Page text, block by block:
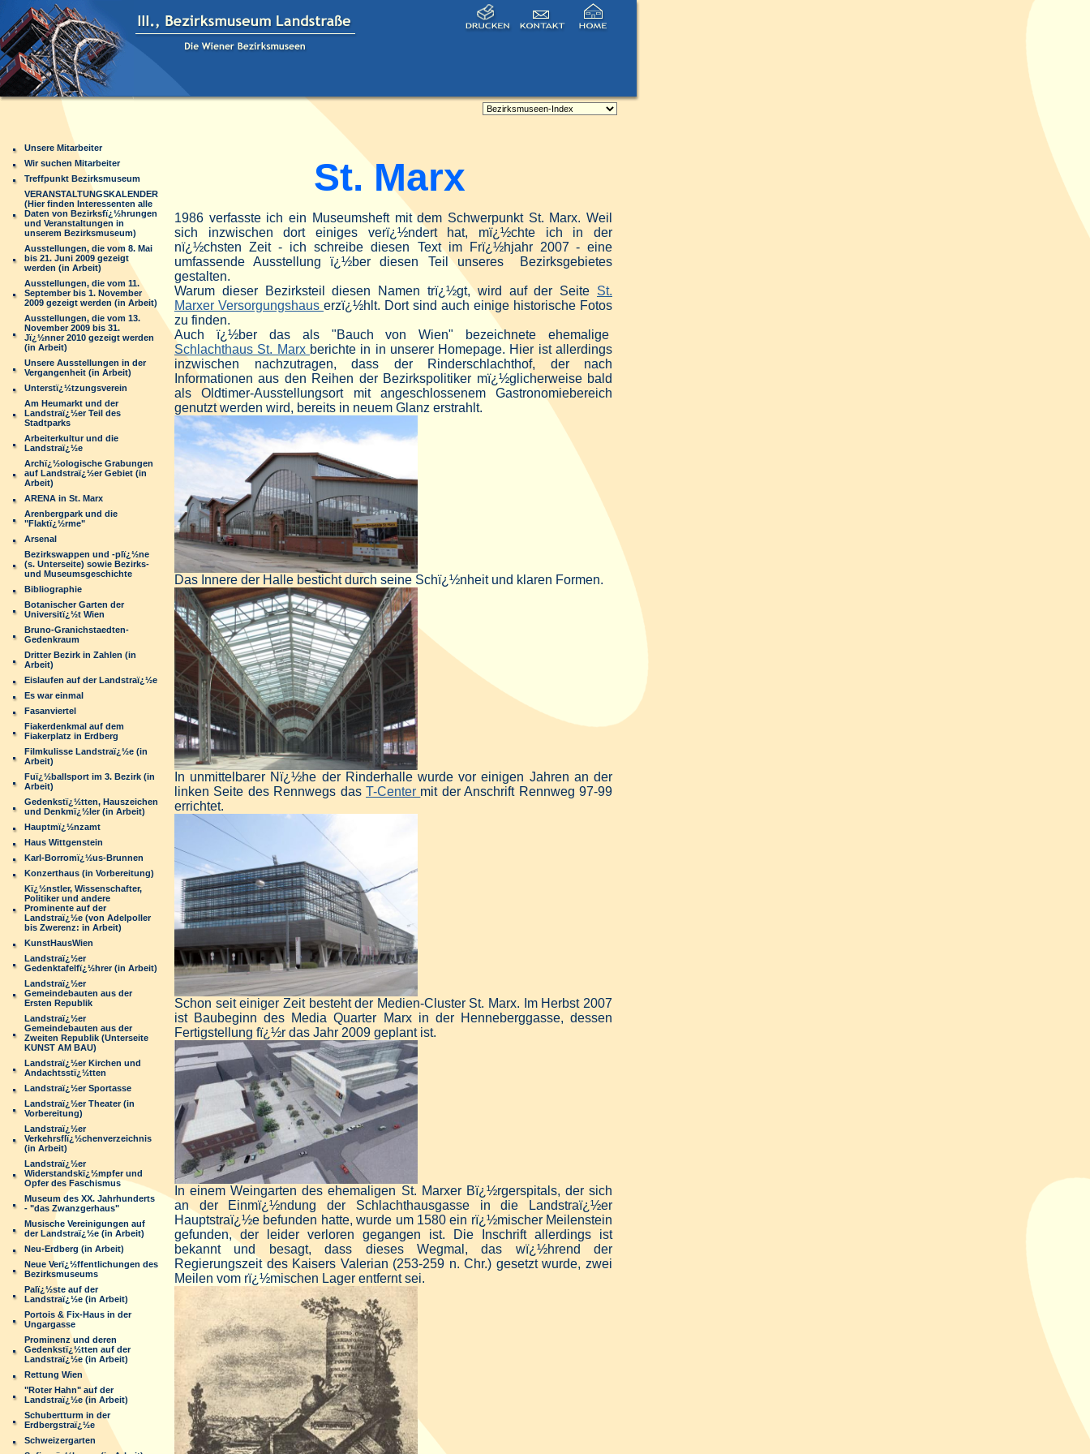
Unsere Mitarbeiter
Wir suchen Mitarbeiter
Treffpunkt Bezirksmuseum
VERANSTALTUNGSKALENDER
(Hier finden Interessenten alle
Daten von Bezirksfï¿½hrungen
und Veranstaltungen in
unserem Bezirksmuseum)
Ausstellungen, die vom 8. Mai
bis 21. Juni 2009 gezeigt
werden (in Arbeit)
Ausstellungen, die vom 11.
September bis 1. November
2009 gezeigt werden (in Arbeit)
Ausstellungen, die vom 13.
November 2009 bis 31.
Jï¿½nner 2010 gezeigt werden
(in Arbeit)
Unsere Ausstellungen in der
Vergangenheit (in Arbeit)
Unterstï¿½tzungsverein
Am Heumarkt und der
Landstraï¿½er Teil des
Stadtparks
Arbeiterkultur und die
Landstraï¿½e
Archï¿½ologische Grabungen
auf Landstraï¿½er Gebiet (in
Arbeit)
ARENA in St. Marx
Arenbergpark und die
"Flaktï¿½rme"
Arsenal
Bezirkswappen und -plï¿½ne
(s. Unterseite) sowie Bezirks-
und Museumsgeschichte
Bibliographie
Botanischer Garten der
Universitï¿½t Wien
Bruno-Granichstaedten-
Gedenkraum
Dritter Bezirk in Zahlen (in
Arbeit)
Eislaufen auf der Landstraï¿½e
Es war einmal
Fasanviertel
Fiakerdenkmal auf dem
Fiakerplatz in Erdberg
Filmkulisse Landstraï¿½e (in
Arbeit)
Fuï¿½ballsport im 3. Bezirk (in
Arbeit)
Gedenkstï¿½tten, Hauszeichen
und Denkmï¿½ler (in Arbeit)
Hauptmï¿½nzamt
Haus Wittgenstein
Karl-Borromï¿½us-Brunnen
Konzerthaus (in Vorbereitung)
Kï¿½nstler, Wissenschafter,
Politiker und andere
Prominente auf der
Landstraï¿½e (von Adelpoller
bis Zwerenz: in Arbeit)
KunstHausWien
Landstraï¿½er
Gedenktafelfï¿½hrer (in Arbeit)
Landstraï¿½er
Gemeindebauten aus der
Ersten Republik
Landstraï¿½er
Gemeindebauten aus der
Zweiten Republik (Unterseite
KUNST AM BAU)
Landstraï¿½er Kirchen und
Andachtsstï¿½tten
Landstraï¿½er Sportasse
Landstraï¿½er Theater (in
Vorbereitung)
Landstraï¿½er
Verkehrsflï¿½chenverzeichnis
(in Arbeit)
Landstraï¿½er
Widerstandskï¿½mpfer und
Opfer des Faschismus
Museum des XX. Jahrhunderts
- "das Zwanzgerhaus"
Musische Vereinigungen auf
der Landstraï¿½e (in Arbeit)
Neu-Erdberg (in Arbeit)
Neue Verï¿½ffentlichungen des
Bezirksmuseums
Palï¿½ste auf der
Landstraï¿½e (in Arbeit)
Portois & Fix-Haus in der
Ungargasse
Prominenz und deren
Gedenkstï¿½tten auf der
Landstraï¿½e (in Arbeit)
Rettung Wien
"Roter Hahn" auf der
Landstraï¿½e (in Arbeit)
Schubertturm in der
Erdbergstraï¿½e
Schweizergarten
St. Marx
1986 verfasste ich ein Museumsheft mit dem Schwerpunkt St. Marx. Weil
sich inzwischen dort einiges verï¿½ndert hat, mï¿½chte ich in der
nï¿½chsten Zeit - ich schreibe diesen Text im Frï¿½hjahr 2007 - eine
umfassende Ausstellung ï¿½ber diesen Teil unseres
Bezirksgebietes
gestalten.
Warum dieser Bezirksteil diesen Namen trï¿½gt, wird auf der Seite St.
Marxer Versorgungshaus erzï¿½hlt. Dort sind auch einige historische Fotos
zu finden.
Auch ï¿½ber das als "Bauch von Wien" bezeichnete ehemalige
Schlachthaus St. Marx berichte in in unserer Homepage. Hier ist allerdings
inzwischen nachzutragen, dass der Rinderschlachthof, der nach
Informationen aus den Reihen der Bezirkspolitiker mï¿½glicherweise bald
als Oldtimer-Ausstellungsort mit angeschlossenem Gastronomiebereich
genutzt werden wird, bereits in neuem Glanz erstrahlt.
Das Innere der Halle besticht durch seine Schï¿½nheit und klaren Formen.
In unmittelbarer Nï¿½he der Rinderhalle wurde vor einigen Jahren an der
linken Seite des Rennwegs das T-Center mit der Anschrift Rennweg 97-99
errichtet.
Schon seiteiniger Zeit besteht der Medien-Cluster St. Marx. Im Herbst 2007
ist Baubeginn des Media Quarter Marx in der Henneberggasse, dessen
Fertigstellung fï¿½r das Jahr 2009 geplant ist.
In einem Weingartendes ehemaligen St. Marxer Bï¿½rgerspitals, der sich
an der Einmï¿½ndung der Schlachthausgasse in die Landstraï¿½er
Hauptstraï¿½e befunden hatte, wurde um 1580 ein rï¿½mischer Meilenstein
gefunden, der leider verloren gegangen ist. Die Inschrift allerdings ist
bekannt und besagt, dass dieses Wegmal, das wï¿½hrend der
Regierungszeit des Kaisers Valerian (253-259 n. Chr.) gesetzt wurde, zwei
Meilen vom rï¿½mischen Lager entfernt sei.